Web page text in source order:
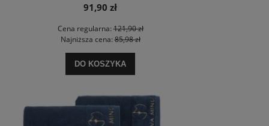
91,90 zł
Cena regularna:121,90 zł
Najniższa cena:85,98 zł
DO KOSZYKA